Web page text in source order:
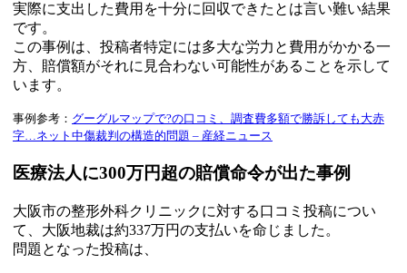
実際に支出した費用を十分に回収できたとは言い難い結果
です。
この事例は、投稿者特定には多大な労力と費用がかかる一
方、賠償額がそれに見合わない可能性があることを示して
います。
事例参考： グーグルマップで?の口コミ、調査費多額で勝訴しても大赤
字…ネット中傷裁判の構造的問題 – 産経ニュース
医療法人に300万円超の賠償命令が出た事例
大阪市の整形外科クリニックに対する口コミ投稿につい
て、大阪地裁は約337万円の支払いを命じました。
問題となった投稿は、